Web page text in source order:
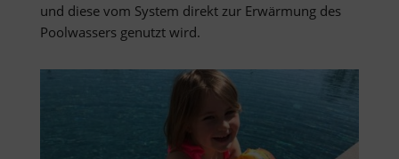
und diese vom System direkt zur Erwärmung des
Poolwassers genutzt wird.